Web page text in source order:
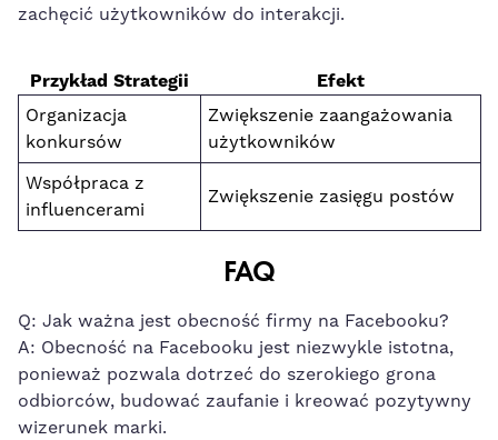
zachęcić użytkowników ⁢do interakcji.
Przykład Strategii
Efekt
Organizacja
‍konkursów
Zwiększenie zaangażowania​
użytkowników
Współpraca z
influencerami
Zwiększenie zasięgu postów
FAQ
Q: ​Jak‍ ważna​ jest obecność firmy ⁢na Facebooku?
A: Obecność na Facebooku jest niezwykle istotna,
ponieważ pozwala dotrzeć do szerokiego grona
odbiorców,‌ budować zaufanie​ i kreować pozytywny
⁤wizerunek marki.